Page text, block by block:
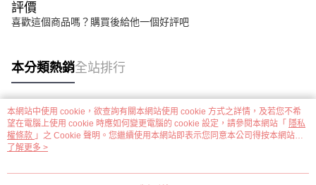
評價
喜歡這個商品嗎？購買後給他一個好評吧
本分類熱銷全站排行
熱門標籤
本網站中使用 cookie，欲查詢有關本網站使用 cookie 方式之詳情，及若您不希
望在電腦上使用 cookie 時應如何變更電腦的 cookie 設定，請參閱本網站「 隱私
權條款 」之 Cookie 聲明。您繼續使用本網站即表示您同意本公司得按本網站使
用條款之 Cookie 聲明使用 cookie。
了解更多 >